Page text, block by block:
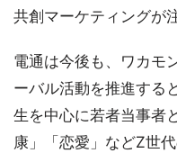
共創マーケティングが
電通は今後も、ワカモ
ーバル活動を推進する
生を中心に若者当事者
康」「恋愛」などZ世